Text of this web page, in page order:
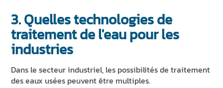
3. Quelles technologies de
traitement de l'eau pour les
industries
Dans le secteur industriel, les possibilités de traitement
des eaux usées peuvent être multiples.